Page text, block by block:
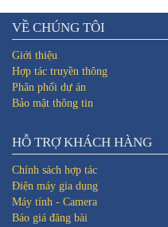
VỀ CHÚNG TÔI
Giới thiệu
Hợp tác truyền thông
Phân phối dự án
Bảo mật thông tin
HỖ TRỢ KHÁCH HÀNG
Chính sách hợp tác
Điện máy gia dụng
Máy tính - Camera
Báo giá đăng bài